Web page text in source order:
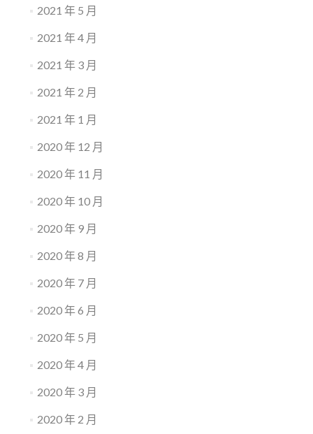
2021 年 5 月
2021 年 4 月
2021 年 3 月
2021 年 2 月
2021 年 1 月
2020 年 12 月
2020 年 11 月
2020 年 10 月
2020 年 9 月
2020 年 8 月
2020 年 7 月
2020 年 6 月
2020 年 5 月
2020 年 4 月
2020 年 3 月
2020 年 2 月